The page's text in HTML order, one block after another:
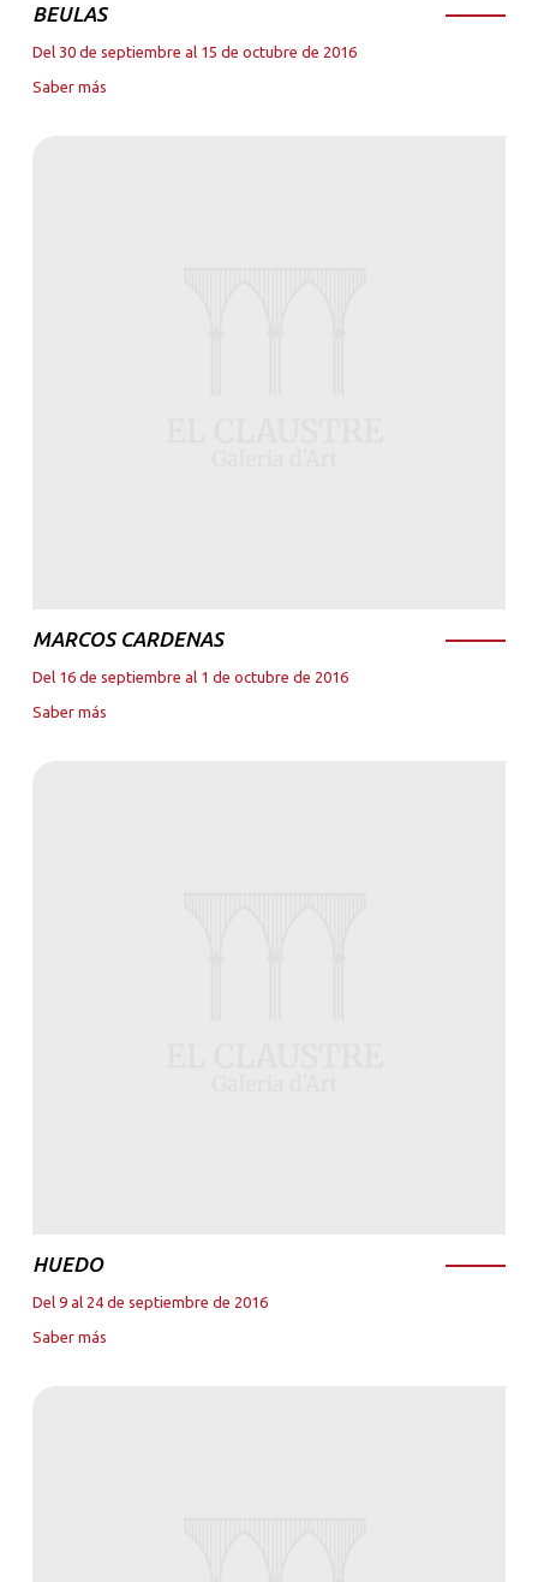
BEULAS
Del 30 de septiembre al 15 de octubre de 2016
Saber más
MARCOS CARDENAS
Del 16 de septiembre al 1 de octubre de 2016
Saber más
HUEDO
Del 9 al 24 de septiembre de 2016
Saber más